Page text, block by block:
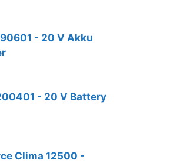
- 20 V Akku
- 20 V Battery
Clima 12500 -